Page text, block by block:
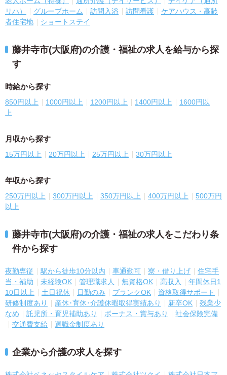
リハ）
グループホーム 訪問入浴 訪問看護
ケアハウス・高齢
者住宅地
ショートステイ
藤井寺市(大阪府)の介護・福祉の求人を給与から探
す
時給から探す
850円以上 1000円以上 1200円以上 1400円以上
1600円以
上
月収から探す
15万円以上 20万円以上 25万円以上 30万円以上
年収から探す
250万円以上 300万円以上 350万円以上 400万円以上
500万円
以上
藤井寺市(大阪府)の介護・福祉の求人をこだわり条
件から探す
夜勤専従 駅から徒歩10分以内 車通勤可 寮・借り上げ
住宅手
当・補助
未経験OK 管理職求人 無資格OK 高収入
年間休日1
10日以上
土日祝休 日勤のみ ブランクOK
資格取得サポート
研修制度あり
産休･育休･介護休暇取得実績あり 新卒OK
残業少
なめ
託児所・育児補助あり ボーナス・賞与あり
社会保険完備
交通費支給
退職金制度あり
企業から介護の求人を探す